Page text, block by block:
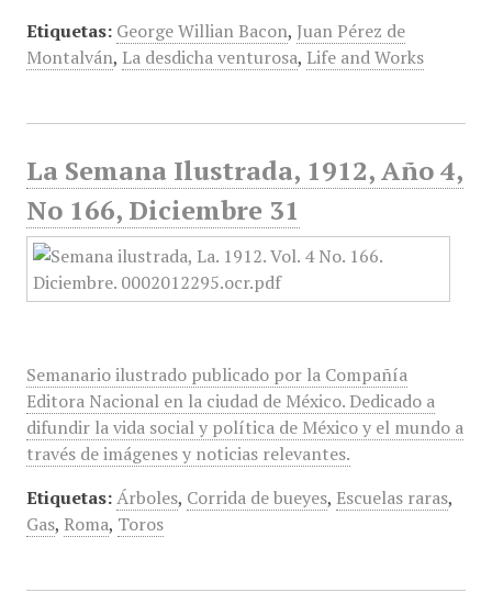
Etiquetas: George Willian Bacon, Juan Pérez de
Montalván, La desdicha venturosa, Life and Works
La Semana Ilustrada, 1912, Año 4,
No 166, Diciembre 31
Semanario ilustrado publicado por la Compañía
Editora Nacional en la ciudad de México. Dedicado a
difundir la vida social y política de México y el mundo a
través de imágenes y noticias relevantes.
Etiquetas: Árboles, Corrida de bueyes, Escuelas raras,
Gas, Roma, Toros